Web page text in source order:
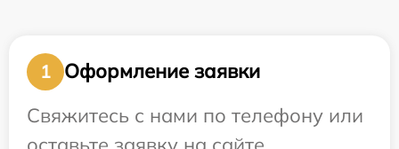
1
Оформление заявки
Свяжитесь с нами по телефону или